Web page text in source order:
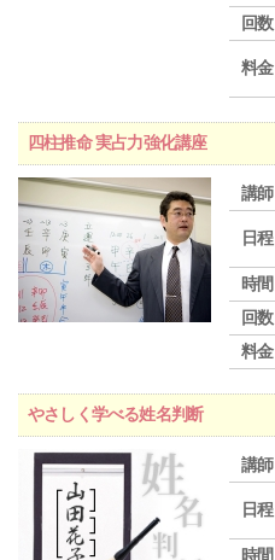
回数
料金
四柱推命 実占力強化講座
講師
日程
時間
回数
料金
やさしく学べる姓名判断
講師
日程
時間